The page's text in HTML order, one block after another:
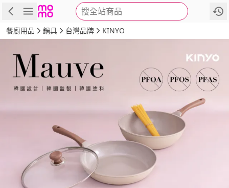
搜全站商品
商品 評價 詳情
餐廚用品 鍋具 台灣品牌 KINYO